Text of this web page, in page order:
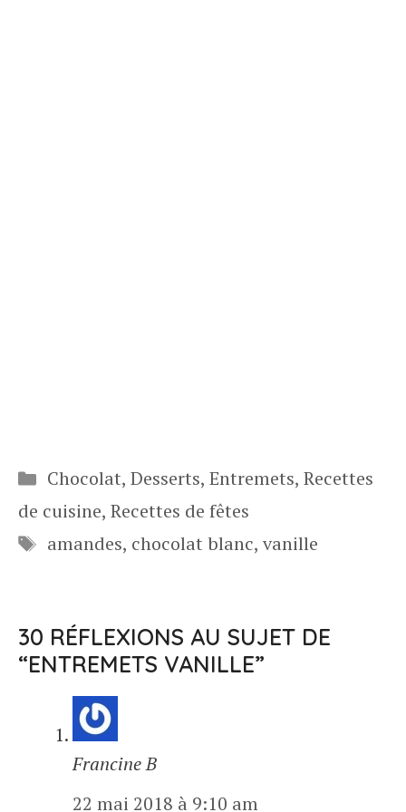
Catégories
Chocolat, Desserts, Entremets, Recettes
de cuisine, Recettes de fêtes
Étiquettes
amandes, chocolat blanc, vanille
30 RÉFLEXIONS AU SUJET DE
“ENTREMETS VANILLE”
Francine B
22 mai 2018 à 9:10 am